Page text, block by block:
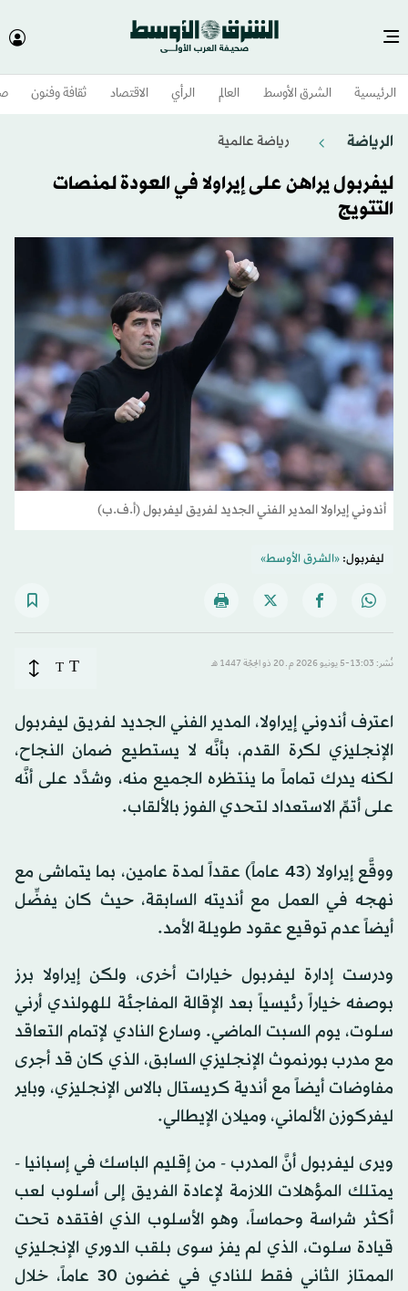
الرئيسية الشرق الأوسط​ العالم الرأي الاقتصاد ثقافة وفنون
الرياضة رياضة عالمية
ليفربول يراهن على إيراولا في العودة لمنصات
التتويج
أندوني إيراولا المدير الفني الجديد لفريق ليفربول (أ.ف.ب)
ليفربول:«الشرق الأوسط»
نُشر: 13:03-5 يونيو 2026 م ـ 20 ذو الحِجّة 1447 هـ T
T
اعترف أندوني إيراولا، المدير الفني الجديد لفريق ليفربول
الإنجليزي لكرة القدم، بأنَّه لا يستطيع ضمان النجاح،
لكنه يدرك تماماً ما ينتظره الجميع منه، وشدَّد على أنَّه
على أتمِّ الاستعداد لتحدي الفوز بالألقاب.
ووقَّع إيراولا (43 عاماً) عقداً لمدة عامين، بما يتماشى مع
نهجه في العمل مع أنديته السابقة، حيث كان يفضِّل
أيضاً عدم توقيع عقود طويلة الأمد.
ودرست إدارة ليفربول خيارات أخرى، ولكن إيراولا برز
بوصفه خياراً رئيسياً بعد الإقالة المفاجئة للهولندي أرني
سلوت، يوم السبت الماضي. وسارع النادي لإتمام التعاقد
مع مدرب بورنموث الإنجليزي السابق، الذي كان قد أجرى
مفاوضات أيضاً مع أندية كريستال بالاس الإنجليزي، وباير
ليفركوزن الألماني، وميلان الإيطالي.
ويرى ليفربول أنَّ المدرب - من إقليم الباسك في إسبانيا -
يمتلك المؤهلات اللازمة لإعادة الفريق إلى أسلوب لعب
أكثر شراسة وحماساً، وهو الأسلوب الذي افتقده تحت
قيادة سلوت، الذي لم يفز سوى بلقب الدوري الإنجليزي
الممتاز الثاني فقط للنادي في غضون 30 عاماً، خلال